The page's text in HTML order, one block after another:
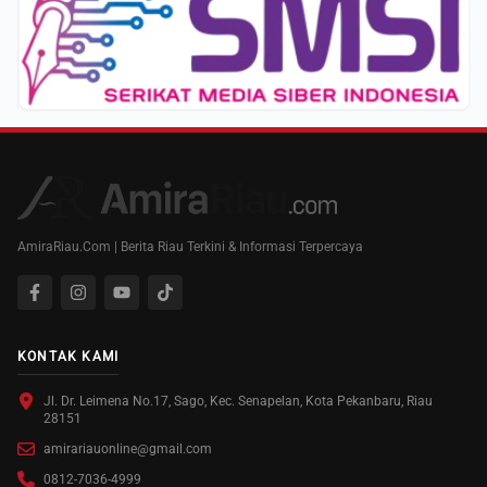
AmiraRiau.Com | Berita Riau Terkini & Informasi Terpercaya
KONTAK KAMI
Jl. Dr. Leimena No.17, Sago, Kec. Senapelan, Kota Pekanbaru, Riau
28151
amirariauonline@gmail.com
0812-7036-4999